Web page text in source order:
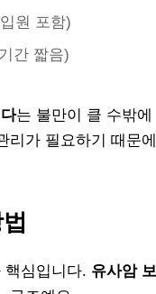
원 포함)
간 짧음)
는 불만이 클 수밖
가 필요하기 때문
핵심입니다. 유사암